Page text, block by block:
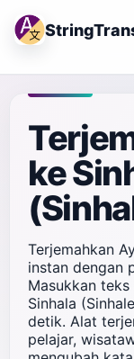
ke
Terjemahkan
instan dengan
Masukkan
Sinhala
detik. Alat
pelajar,